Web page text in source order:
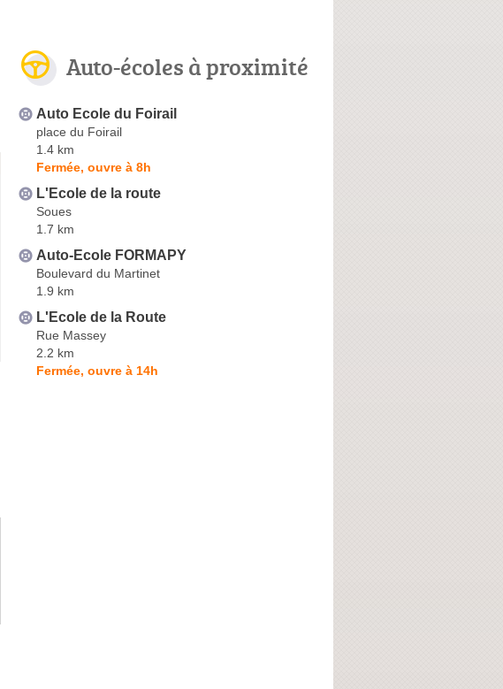
Auto-écoles à proximité
Auto Ecole du Foirail
place du Foirail
1.4 km
Fermée, ouvre à 8h
L'Ecole de la route
Soues
1.7 km
Auto-Ecole FORMAPY
Boulevard du Martinet
1.9 km
L'Ecole de la Route
Rue Massey
2.2 km
Fermée, ouvre à 14h